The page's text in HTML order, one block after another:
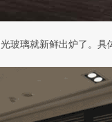
玻璃就新鲜出炉了。